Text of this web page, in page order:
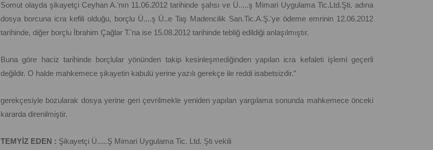
Somut olayda şikayetçi Ceyhan A.'nın 11.06.2012 tarihinde şahsı ve Ü.....ş Mimari Uygulama Tic.Ltd.Şti. adına
dosya borcuna icra kefili olduğu, borçlu Ü....ş Ü..e Taş Madencilik San.Tic.A.Ş.'ye ödeme emrinin 12.06.2012
tarihinde, diğer borçlu İbrahim Çağlar T.'na ise 15.08.2012 tarihinde tebliğ edildiği anlaşılmıştır.
Buna göre haciz tarihinde borçlular yönünden takip kesinleşmediğinden yapılan icra kefaleti işlemi geçerli
değildir. O halde mahkemece şikayetin kabulü yerine yazılı gerekçe ile reddi isabetsizdir.”
gerekçesiyle bozularak dosya yerine geri çevrilmekle yeniden yapılan yargılama sonunda mahkemece önceki
kararda direnilmiştir.
TEMYİZ EDEN : Şikayetçi Ü.....Ş Mimari Uygulama Tic. Ltd. Şti vekili